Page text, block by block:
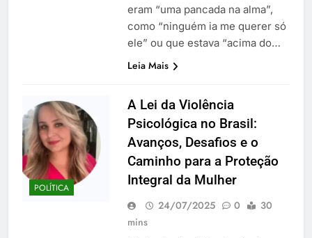
eram “uma pancada na alma”,
como “ninguém ia me querer só
ele” ou que estava “acima do…
Leia Mais
POLÍTICA
A Lei da Violência
Psicológica no Brasil:
Avanços, Desafios e o
Caminho para a Proteção
Integral da Mulher
24/07/2025 0
30
mins